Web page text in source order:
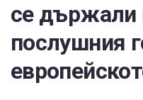
се държали
послушния